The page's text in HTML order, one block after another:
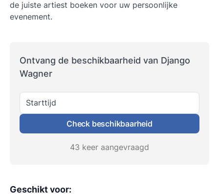
de juiste artiest boeken voor uw persoonlijke
evenement.
Ontvang de beschikbaarheid van Django
Wagner
Starttijd
Check beschikbaarheid
43 keer aangevraagd
Geschikt voor: